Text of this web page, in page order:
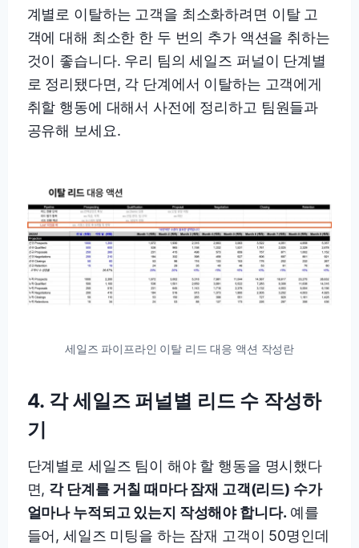
계별로 이탈하는 고객을 최소화하려면 이탈 고
객에 대해 최소한 한 두 번의 추가 액션을 취하는
것이 좋습니다. 우리 팀의 세일즈 퍼널이 단계별
로 정리됐다면, 각 단계에서 이탈하는 고객에게
취할 행동에 대해서 사전에 정리하고 팀원들과
공유해 보세요.
세일즈 파이프라인 이탈 리드 대응 액션 작성란
4. 각 세일즈 퍼널별 리드 수 작성하
기
단계별로 세일즈 팀이 해야 할 행동을 명시했다
면, 각 단계를 거칠 때마다 잠재 고객(리드) 수가
얼마나 누적되고 있는지 작성해야 합니다. 예를
들어, 세일즈 미팅을 하는 잠재 고객이 50명인데